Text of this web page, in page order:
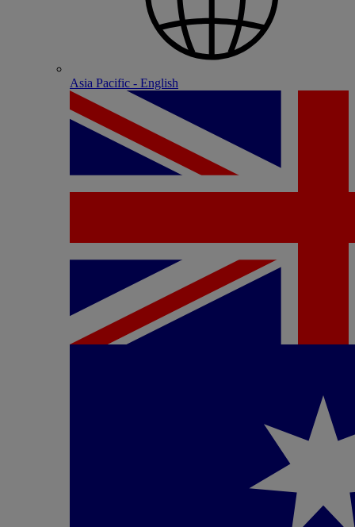
Asia Pacific - English